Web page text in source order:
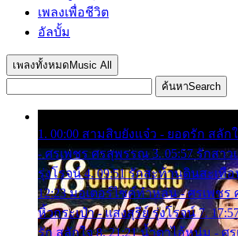
เพลงเพื่อชีวิต
อัลบั้ม
เพลงทั้งหมด Music All
ค้นหาSearch
1. 00:00 สามสิบยังแจ๋ว - ยอดรัก สลัก
- ศรเพชร ศรสุพรรณ 3. 05:57 รักสาว
รุ่งโรจน์ 4. 09:51 รักสะท้านดินสะเทื
12:23 มอเตอร์ไซค์ทำหล่น - ศรเพชร
หิ้วกระเป๋า - แสงสุรีย์ รุ่งโรจน์ 7.
รัก สลักใจ 8. 21:21 น้ำตาไอ้หนุ่ม - ศ